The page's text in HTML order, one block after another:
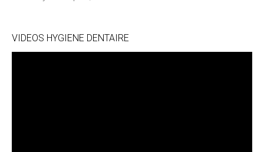
VIDEOS HYGIENE DENTAIRE